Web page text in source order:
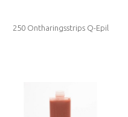
250 Ontharingsstrips Q-Epil